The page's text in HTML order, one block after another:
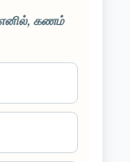
எனில், கணம்